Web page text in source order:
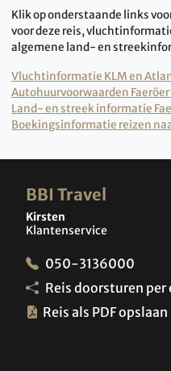
Klik op onderstaande links
voor deze reis,
algemene land- en
Vluchtinformatie KLM en
Autohuurvoorwaarden
Land- en streek informatie
Boekingsinformatie reizen
BBI Travel
Kirsten
Klantenservice
050-3136000
Reis doorsturen per
Reis als PDF opslaan